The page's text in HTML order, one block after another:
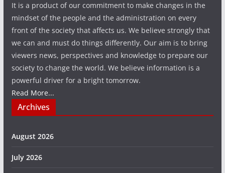
It is a product of our commitment to make changes in the
mindset of the people and the administration on every
front of the society that affects us. We believe strongly that
we can and must do things differently. Our aim is to bring
viewers news, perspectives and knowledge to prepare our
society to change the world. We believe information is a
powerful driver for a bright tomorrow.
Read More...
Archives
August 2026
July 2026